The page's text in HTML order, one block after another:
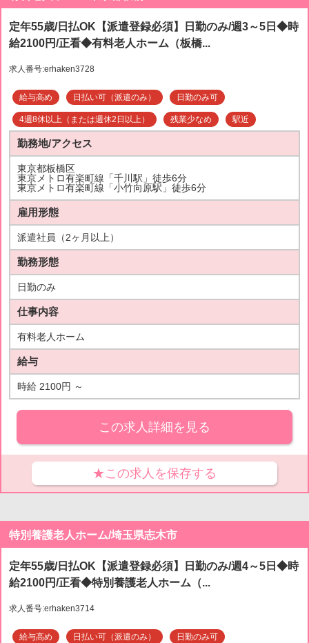
定年55歳/日払OK【派遣登録必須】日勤のみ/週3～5日◆時
給2100円/正看◆有料老人ホーム（板橋...
求人番号:erhaken3728
給与高め 日払い可（派遣のみ） 日勤のみ可
4週8休以上（または週休2日以上） 残業少なめ 駅近
勤務地/アクセス
東京都板橋区
東京メトロ有楽町線「千川駅」徒歩6分
東京メトロ有楽町線「小竹向原駅」徒歩6分
雇用形態
派遣社員（2ヶ月以上）
勤務形態
日勤のみ
仕事内容
有料老人ホーム
給与
時給 2100円 ～
この求人詳細を見る
★この求人を保存する
特別養護老人ホーム/埼玉県志木市
定年55歳/日払OK【派遣登録必須】日勤のみ/週4～5日◆時
給2100円/正看◆特別養護老人ホーム（...
求人番号:erhaken3714
給与高め 日払い可（派遣のみ） 日勤のみ可